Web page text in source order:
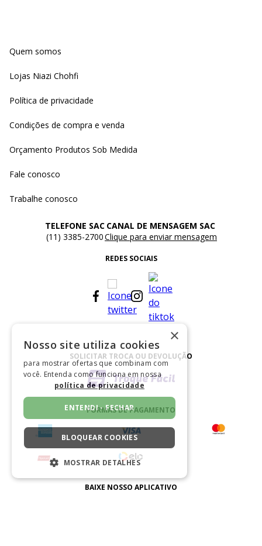
Quem somos
Lojas Niazi Chohfi
Política de privacidade
Condições de compra e venda
Orçamento Produtos Sob Medida
Fale conosco
Trabalhe conosco
TELEFONE SAC
(11) 3385-2700
CANAL DE MENSAGEM SAC
Clique para enviar mensagem
REDES SOCIAIS
SOLICITAR TROCA OU DEVOLUÇÃO
FORMAS DE PAGAMENTO
BAIXE NOSSO APLICATIVO
×
Nosso site utiliza cookies
para mostrar ofertas que combinam com
você. Entenda como funciona em nossa
política de privacidade
ENTENDI - FECHAR
BLOQUEAR COOKIES
MOSTRAR DETALHES
ESTRITAMENTE NECESSÁRIOS